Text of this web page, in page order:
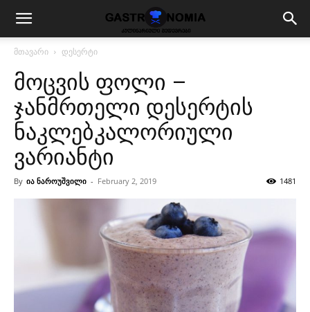
მთავარი დესერტი
მოცვის ფოლი –
ჯანმრთელი დესერტის
ნაკლებკალორიული
ვარიანტი
By ია ნაროუშვილი - February 2, 2019 1481